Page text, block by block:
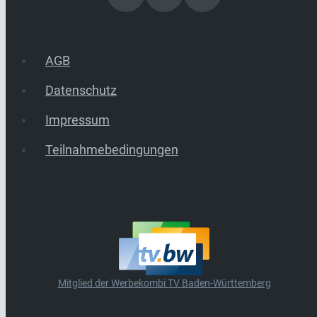
AGB
Datenschutz
Impressum
Teilnahmebedingungen
Mitglied der Werbekombi TV Baden-Württemberg